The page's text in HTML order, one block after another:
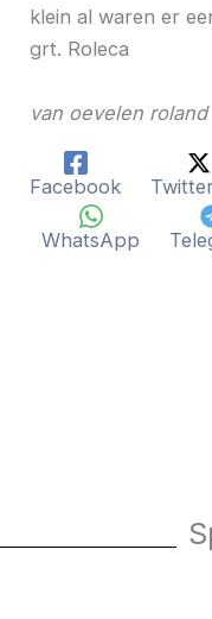
klein al waren er
grt. Roleca
van oevelen roland
Facebook
WhatsApp